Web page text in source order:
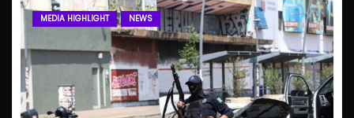
MEDIA HIGHLIGHT NEWS